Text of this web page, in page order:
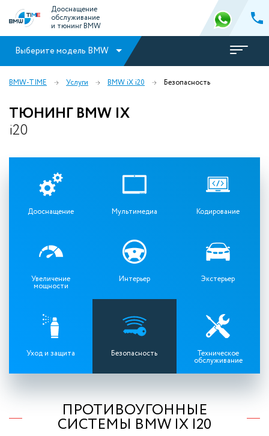
Дооснащение
обслуживание
и тюнинг BMW
Выберите модель BMW
BMW-TIME Услуги BMW iX i20 Безопасность
ТЮНИНГ BMW IX
i20
Дооснащение Мультимедиа Кодирование
Увеличение
мощности
Интерьер Экстерьер
Уход и защита Безопасность Техническое
обслуживание
ПРОТИВОУГОННЫЕ
СИСТЕМЫ BMW IX I20